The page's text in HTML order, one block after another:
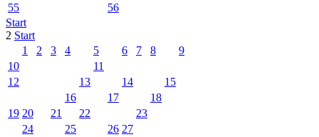
55
56
Start
2 Start
1
2 3 4 5 6 7 8
9
10
11
12
13 14
15
16
17
18
19 20 21 22
23
24
25 26 27